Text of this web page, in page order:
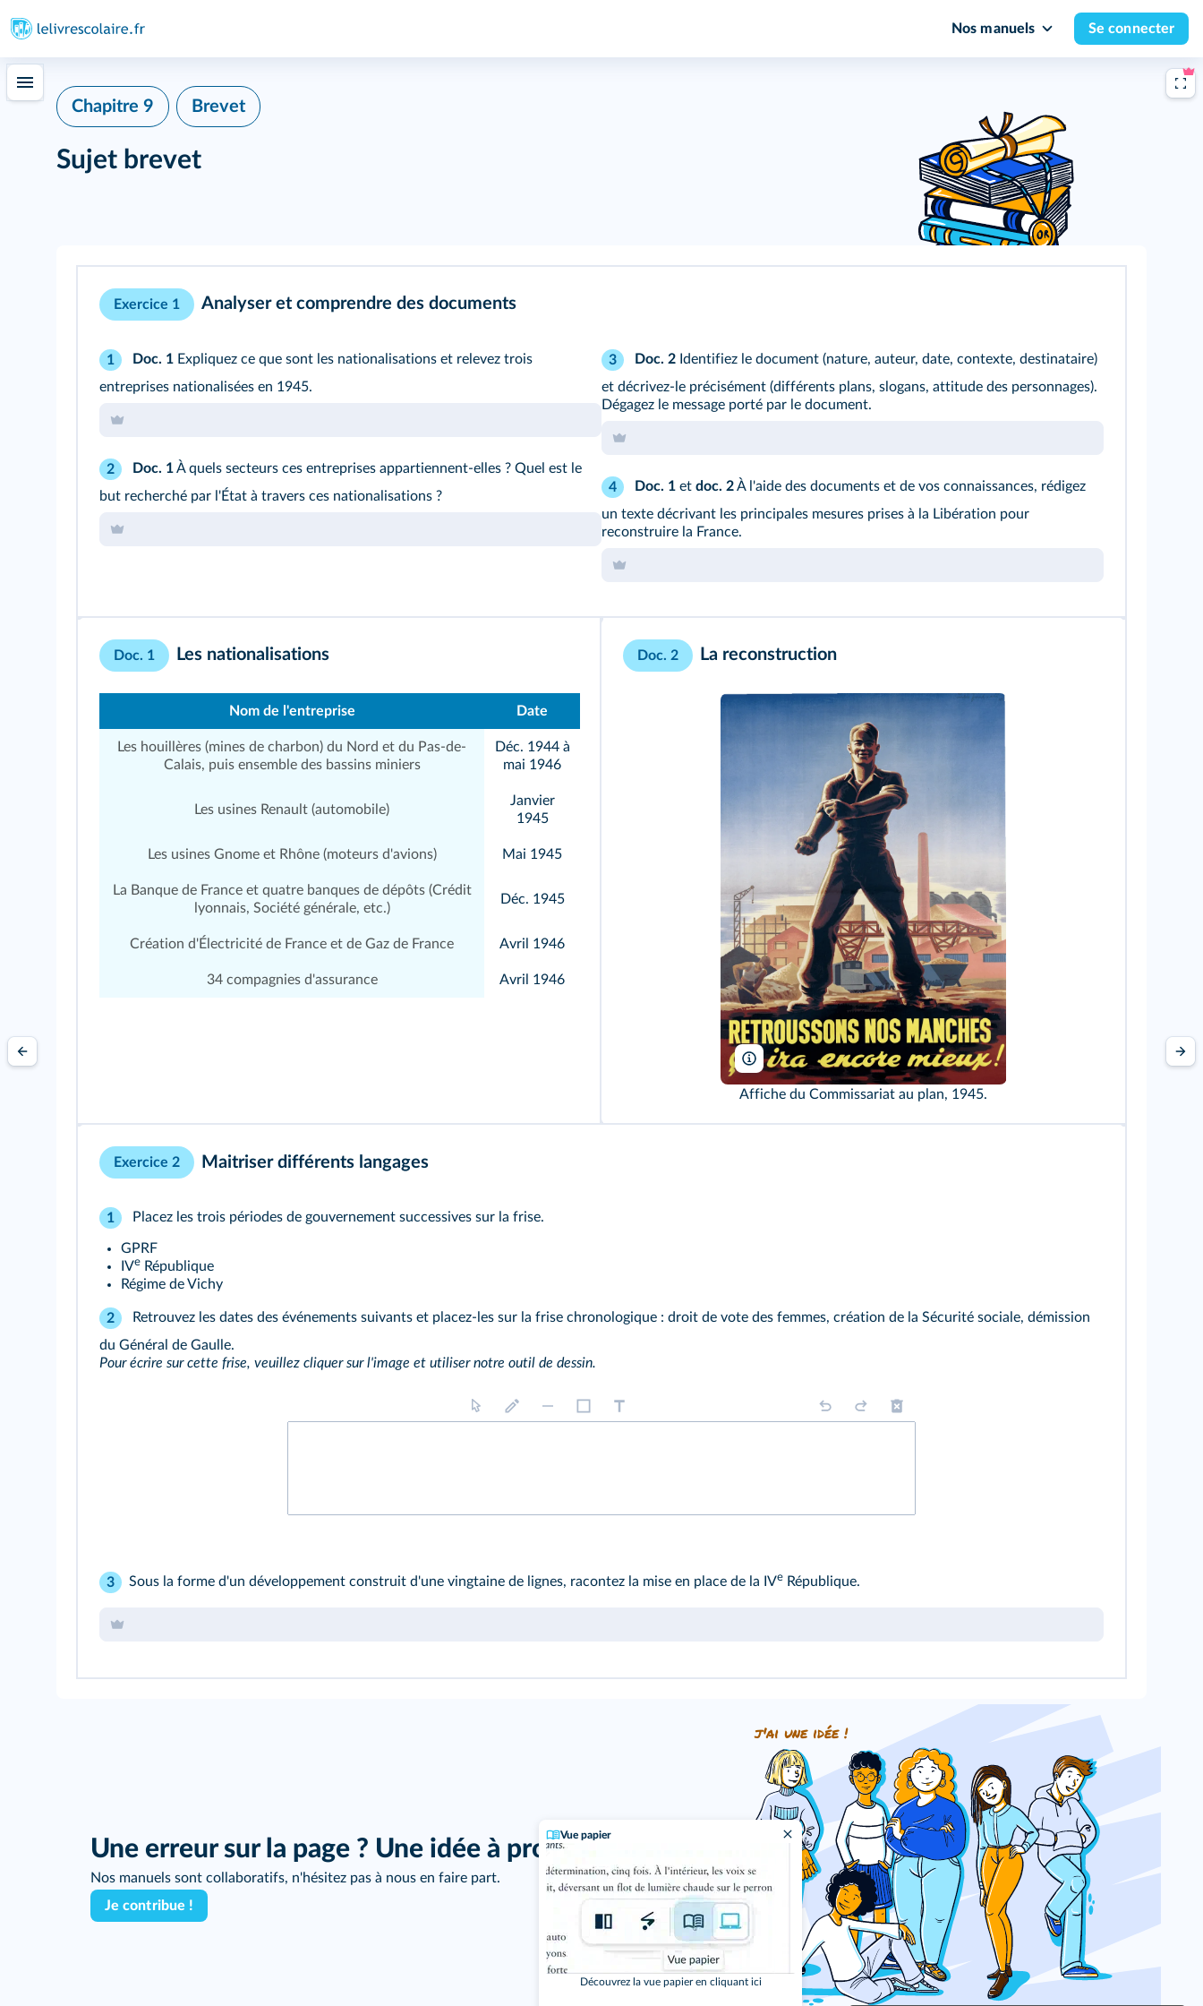
Nos manuels Se connecter
Vue papier
Découvrez la vue papier en cliquant ici
Chapitre 9 Brevet
Sujet brevet
Exercice 1 Analyser et comprendre des documents
1 Doc. 1 Expliquez ce que sont les nationalisations et relevez trois
entreprises nationalisées en 1945.
2 Doc. 1À quels secteurs ces entreprises appartiennent-elles ? Quel est le
but recherché par l'État à travers ces nationalisations ?
3 Doc. 2 Identifiez le document (nature, auteur, date, contexte, destinataire)
et décrivez-le précisément (différents plans, slogans, attitude des personnages).
Dégagez le message porté par le document.
4 Doc. 1 et doc. 2À l'aide des documents et de vos connaissances, rédigez
un texte décrivant les principales mesures prises à la Libération pour
reconstruire la France.
Doc. 1 Les nationalisations
Nom de l'entreprise Date
Les houillères (mines de charbon) du Nord et du Pas-de-
Calais, puis ensemble des bassins miniers
Déc. 1944 à
mai 1946
Les usines Renault (automobile)
Janvier
1945
Les usines Gnome et Rhône (moteurs d'avions) Mai 1945
La Banque de France et quatre banques de dépôts (Crédit
lyonnais, Société générale, etc.)
Déc. 1945
Création d'Électricité de France et de Gaz de France Avril 1946
34 compagnies d'assurance Avril 1946
Doc. 2 La reconstruction
Archives Charmet/Bridgeman
Affiche du Commissariat au plan, 1945.
Exercice 2 Maitriser différents langages
1 Placez les trois périodes de gouvernement successives sur la frise.
GPRF
IVe République
Régime de Vichy
2
Retrouvez les dates des événements suivants et placez-les sur la frise chronologique : droit de vote des femmes, création de la Sécurité sociale, démission
du Général de Gaulle.
Pour écrire sur cette frise, veuillez cliquer sur l'image et utiliser notre outil de dessin.
3 Sous la forme d'un développement construit d'une vingtaine de lignes, racontez la mise en place de la IVe République.
Une erreur sur la page ? Une idée à proposer ?
Nos manuels sont collaboratifs, n'hésitez pas à nous en faire part.
Je contribue !
j'ai une idée !